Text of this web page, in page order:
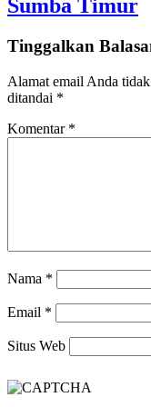
Sumba Timur
Tinggalkan
Alamat email Anda
ditandai *
Komentar *
Nama *
Email *
Situs Web